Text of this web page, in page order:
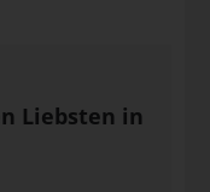
Liebsten in